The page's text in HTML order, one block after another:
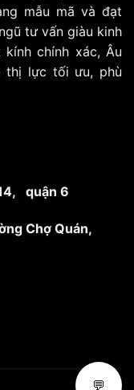
mẫu mã và đạt
tư vấn giàu kinh
chính xác, Âu
thị lực tối ưu, phù
quận 6
Chợ Quán,
💬